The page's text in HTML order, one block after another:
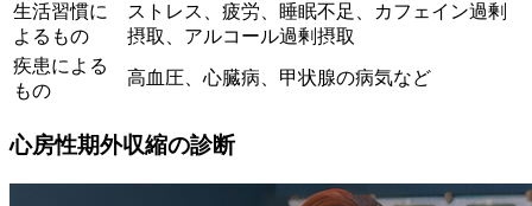
生活習慣に
よるもの
ストレス、疲労、睡眠不足、カフェイン過剰
摂取、アルコール過剰摂取
疾患による
もの
高血圧、心臓病、甲状腺の病気など
心房性期外収縮の診断